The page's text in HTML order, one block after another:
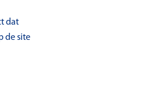
dat
de site